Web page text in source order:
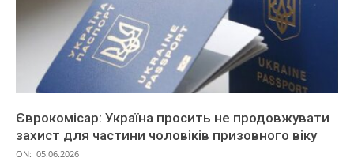
Єврокомісар: Україна просить не продовжувати
захист для частини чоловіків призовного віку
ON: 05.06.2026